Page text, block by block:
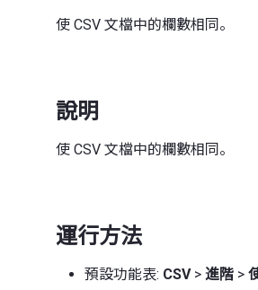
使 CSV 文檔中的欄數相同。
說明
使 CSV 文檔中的欄數相同。
運行方法
預設功能表: CSV> 進階 >